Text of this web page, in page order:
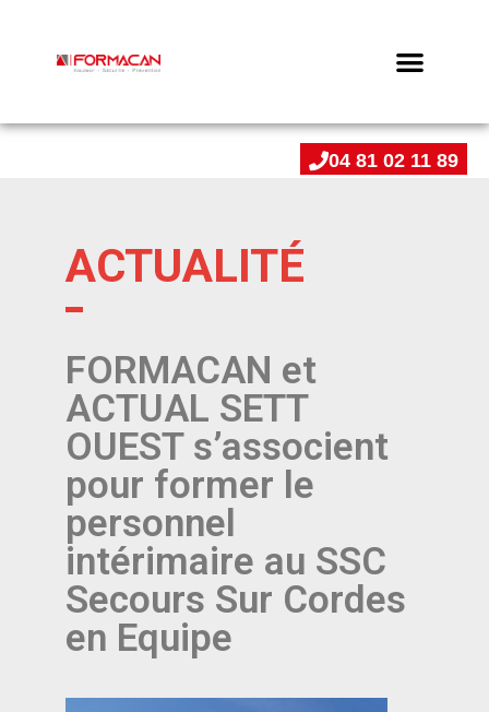
04 81 02 11 89
ACTUALITÉ
FORMACAN et
ACTUAL SETT
OUEST s’associent
pour former le
personnel
intérimaire au SSC
Secours Sur Cordes
en Equipe